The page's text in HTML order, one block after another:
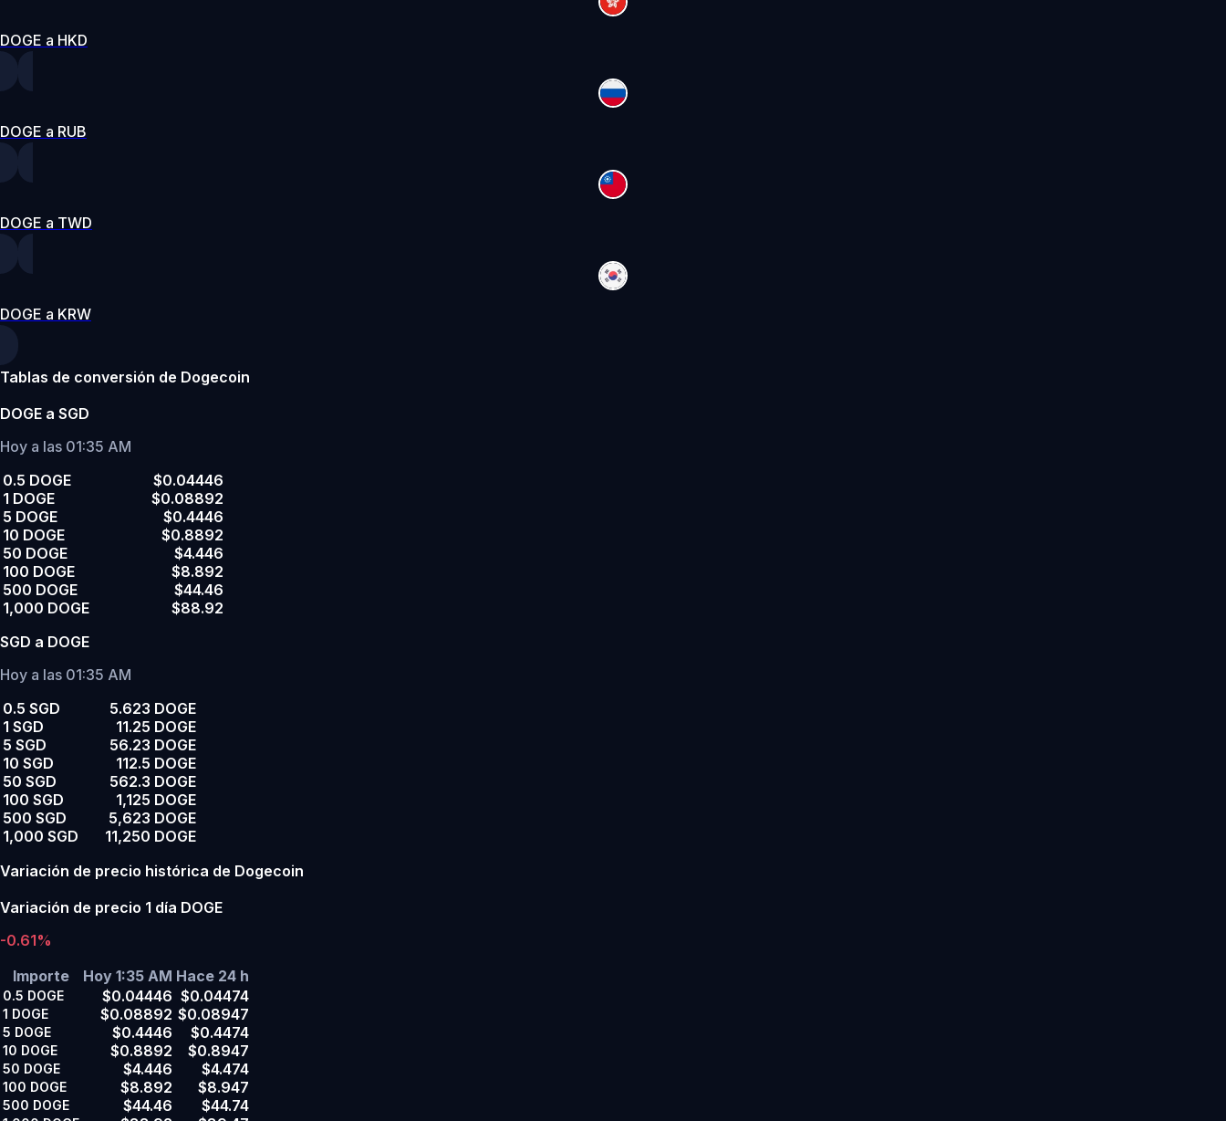
DOGE a HKD
DOGE a RUB
DOGE a TWD
DOGE a KRW
Tablas de conversión de Dogecoin
DOGE a SGD
Hoy a las 01:35 AM
0.5 DOGE
$0.04446
1 DOGE
$0.08892
5 DOGE
$0.4446
10 DOGE
$0.8892
50 DOGE
$4.446
100 DOGE
$8.892
500 DOGE
$44.46
1,000 DOGE
$88.92
SGD a DOGE
Hoy a las 01:35 AM
0.5 SGD
5.623 DOGE
1 SGD
11.25 DOGE
5 SGD
56.23 DOGE
10 SGD
112.5 DOGE
50 SGD
562.3 DOGE
100 SGD
1,125 DOGE
500 SGD
5,623 DOGE
1,000 SGD
11,250 DOGE
Variación de precio histórica de Dogecoin
Variación de precio 1 día DOGE
-0.61%
Importe
Hoy 1:35 AM Hace 24 h
0.5 DOGE $0.04446 $0.04474
1 DOGE $0.08892 $0.08947
5 DOGE $0.4446 $0.4474
10 DOGE $0.8892 $0.8947
50 DOGE $4.446 $4.474
100 DOGE $8.892 $8.947
500 DOGE $44.46 $44.74